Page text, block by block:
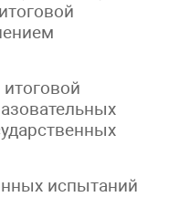
испытаний